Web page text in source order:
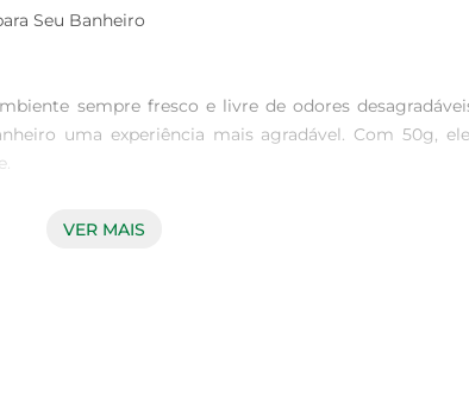
Seu Banheiro
sempre fresco e livre de odores
uma experiência mais agradável. Com 50g,
manter a higiene do vaso sanitário. Com sua
na hora da limpeza e mais tempo para você
VER MAIS